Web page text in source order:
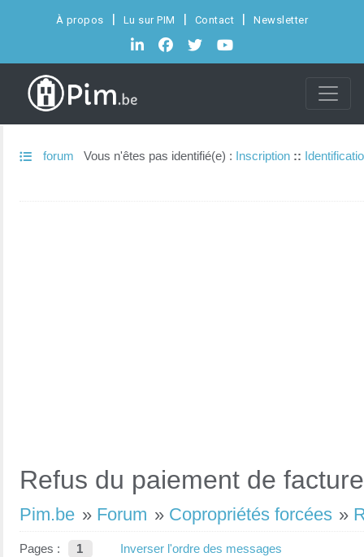
À propos Lu sur PIM Contact Newsletter
forum Vous n'êtes pas identifié(e) : Inscription ::
Refus du paiement de
Pim.be » Forum » Copropriétés forcées »
Pages : 1 Inverser l'ordre des messages